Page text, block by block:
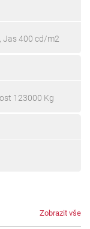
Jas 400 cd/m2
123000 Kg
Zobrazit vše